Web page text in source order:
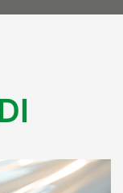
ekološki
na okoliš.